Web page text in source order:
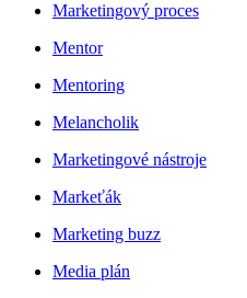
Marketingový proces
Mentor
Mentoring
Melancholik
Marketingové nástroje
Markeťák
Marketing buzz
Media plán